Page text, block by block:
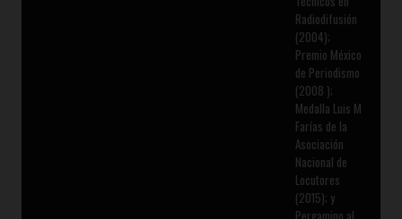
Radiodifusión
(2004);
Premio México
de Periodismo
(2008 );
Medalla Luis M
Farías de la
Asociación
Nacional de
Locutores
(2015); y